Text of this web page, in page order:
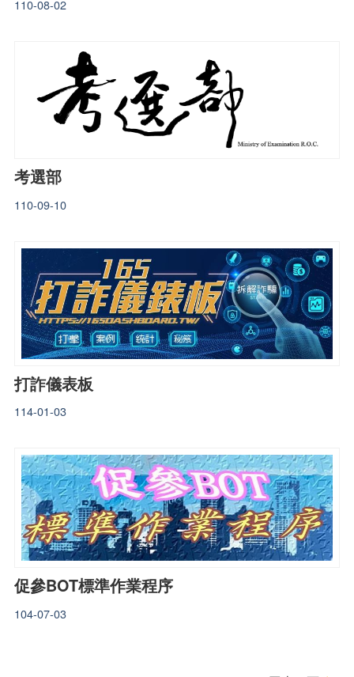
110-08-02
考選部
110-09-10
打詐儀表板
114-01-03
促參BOT標準作業程序
104-07-03